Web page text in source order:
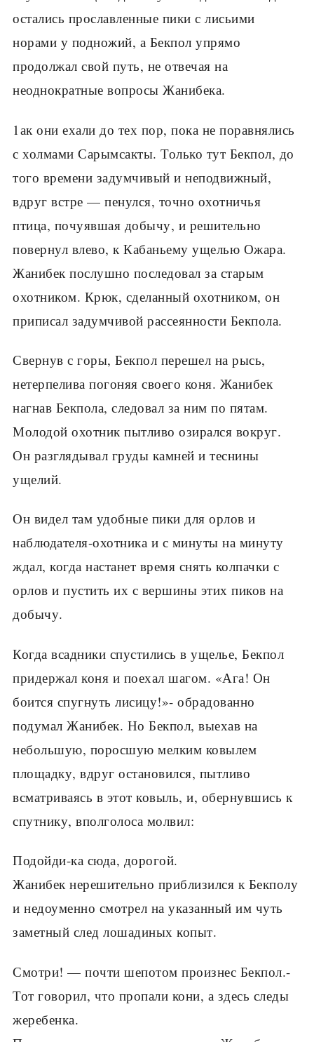
остались прославленные пики с лисьими
норами у подножий, а Бекпол упрямо
продолжал свой путь, не отвечая на
неоднократные вопросы Жанибека.
1ак они ехали до тех пор, пока не поравнялись
с холмами Сарымсакты. Только тут Бекпол, до
того времени задумчивый и неподвижный,
вдруг встре — пенулся, точно охотничья
птица, почуявшая добычу, и решительно
повернул влево, к Кабаньему ущелью Ожара.
Жанибек послушно последовал за старым
охотником. Крюк, сделанный охотником, он
приписал задумчивой рассеянности Бекпола.
Свернув с горы, Бекпол перешел на рысь,
нетерпелива погоняя своего коня. Жанибек
нагнав Бекпола, следовал за ним по пятам.
Молодой охотник пытливо озирался вокруг.
Он разглядывал груды камней и теснины
ущелий.
Он видел там удобные пики для орлов и
наблюдателя-охотника и с минуты на минуту
ждал, когда настанет время снять колпачки с
орлов и пустить их с вершины этих пиков на
добычу.
Когда всадники спустились в ущелье, Бекпол
придержал коня и поехал шагом. «Ага! Он
боится спугнуть лисицу!»- обрадованно
подумал Жанибек. Но Бекпол, выехав на
небольшую, поросшую мелким ковылем
площадку, вдруг остановился, пытливо
всматриваясь в этот ковыль, и, обернувшись к
спутнику, вполголоса молвил:
Подойди-ка сюда, дорогой.
Жанибек нерешительно приблизился к Бекполу
и недоуменно смотрел на указанный им чуть
заметный след лошадиных копыт.
Смотри! — почти шепотом произнес Бекпол.-
Тот говорил, что пропали кони, а здесь следы
жеребенка.